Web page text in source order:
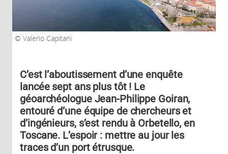
Valerio Capitani
C’est l’aboutissement d’une enquête
lancée sept ans plus tôt ! Le
géoarchéologue Jean-Philippe Goiran,
entouré d’une équipe de chercheurs et
d’ingénieurs, s’est rendu à Orbetello, en
Toscane. L’espoir : mettre au jour les
traces d’un port étrusque.